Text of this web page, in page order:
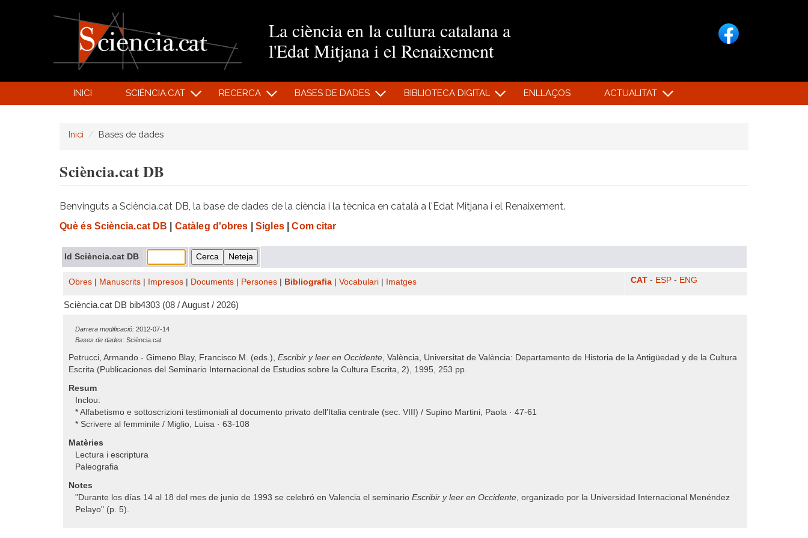
La ciència en la cultura catalana a
l'Edat Mitjana i el Renaixement
INICI SCIÈNCIA.CAT RECERCA BASES DE DADES BIBLIOTECA DIGITAL ENLLAÇOS ACTUALITAT
Inici Bases de dades
Sciència.cat DB
Benvinguts a Sciència.cat DB, la base de dades de la ciència i la tècnica en català a l'Edat Mitjana i el Renaixement.
Què és Sciència.cat DB Catàleg d'obres Sigles| Com citar
Id Sciència.cat DB
Obres Manuscrits Impresos Documents Persones Bibliografia Vocabulari Imatges CAT - ESP - ENG
Sciència.cat DB bib4303 (08 / August / 2026)
Darrera modificació: 2012-07-14
Bases de dades: Sciència.cat
Petrucci, Armando - Gimeno Blay, Francisco M. (eds.), Escribir y leer en Occidente, València, Universitat de València: Departamento de Historia de la Antigüedad y de la Cultura
Escrita (Publicaciones del Seminario Internacional de Estudios sobre la Cultura Escrita, 2), 1995, 253 pp.
Resum
Inclou:
* Alfabetismo e sottoscrizioni testimoniali al documento privato dell'Italia centrale (sec. VIII) / Supino Martini, Paola · 47-61
* Scrivere al femminile / Miglio, Luisa · 63-108
Matèries
Lectura i escriptura
Paleografia
Notes
"Durante los días 14 al 18 del mes de junio de 1993 se celebró en Valencia el seminario Escribir y leer en Occidente, organizado por la Universidad Internacional Menéndez
Pelayo" (p. 5).